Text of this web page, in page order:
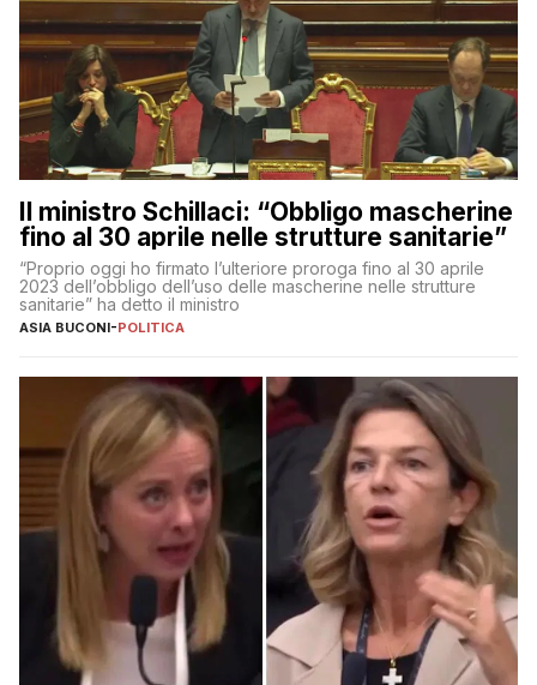
Il ministro Schillaci: “Obbligo mascherine
fino al 30 aprile nelle strutture sanitarie”
“Proprio oggi ho firmato l’ulteriore proroga fino al 30 aprile
2023 dell’obbligo dell’uso delle mascherine nelle strutture
sanitarie” ha detto il ministro
ASIA BUCONI-POLITICA